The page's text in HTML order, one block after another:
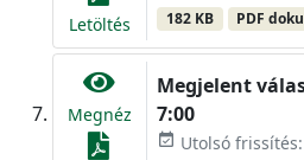
Letöltés 182 KB PDF
Megnéz
Megjelent
7:00
event_available Utolsó